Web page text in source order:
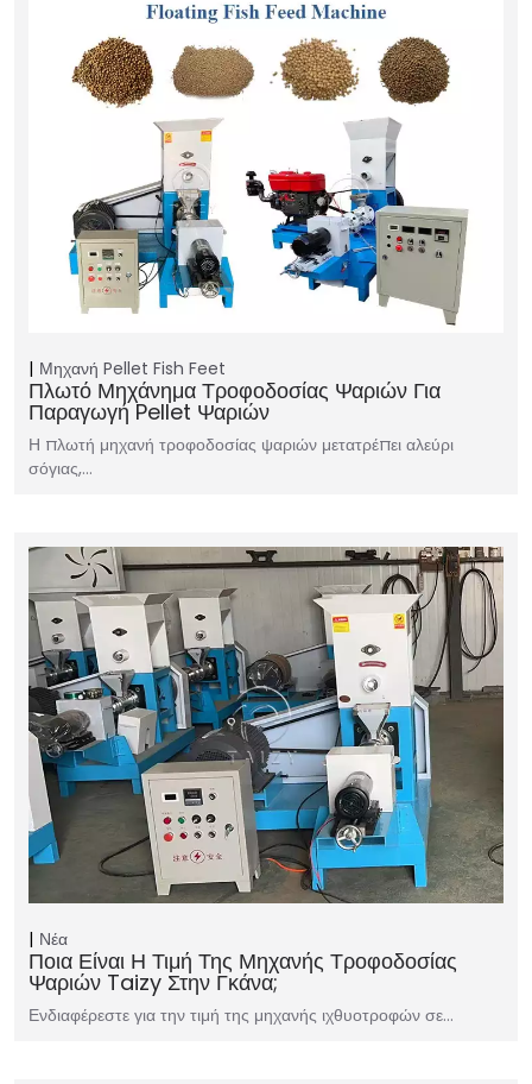
Μηχανή Pellet Fish Feet
Πλωτό Μηχάνημα Τροφοδοσίας Ψαριών Για
Παραγωγή Pellet Ψαριών
Η πλωτή μηχανή τροφοδοσίας ψαριών μετατρέπει αλεύρι
σόγιας,…
Νέα
Ποια Είναι Η Τιμή Της Μηχανής Τροφοδοσίας
Ψαριών Taizy Στην Γκάνα;
Ενδιαφέρεστε για την τιμή της μηχανής ιχθυοτροφών σε…